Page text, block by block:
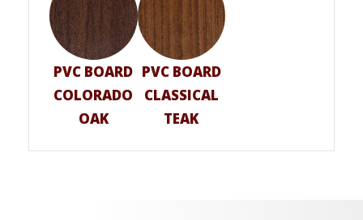
PVC BOARD
COLORADO
OAK
PVC BOARD
CLASSICAL
TEAK